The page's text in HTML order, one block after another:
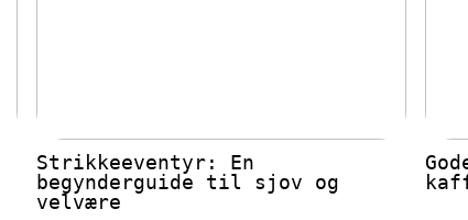
Strikkeeventyr: En
begynderguide til sjov og
velvære